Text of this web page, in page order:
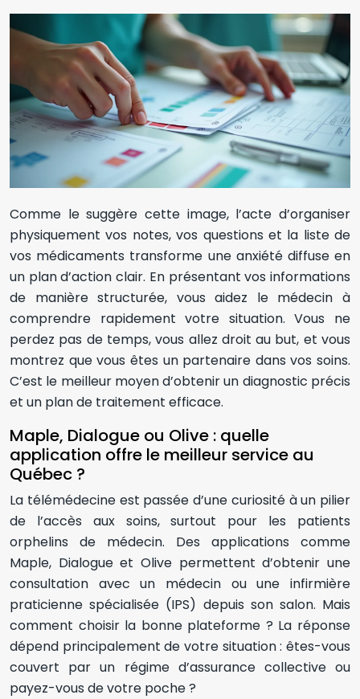
Comme le suggère cette image, l’acte d’organiser
physiquement vos notes, vos questions et la liste de
vos médicaments transforme une anxiété diffuse en
un plan d’action clair. En présentant vos informations
de manière structurée, vous aidez le médecin à
comprendre rapidement votre situation. Vous ne
perdez pas de temps, vous allez droit au but, et vous
montrez que vous êtes un partenaire dans vos soins.
C’est le meilleur moyen d’obtenir un diagnostic précis
et un plan de traitement efficace.
Maple, Dialogue ou Olive : quelle
application offre le meilleur service au
Québec ?
La télémédecine est passée d’une curiosité à un pilier
de l’accès aux soins, surtout pour les patients
orphelins de médecin. Des applications comme
Maple, Dialogue et Olive permettent d’obtenir une
consultation avec un médecin ou une infirmière
praticienne spécialisée (IPS) depuis son salon. Mais
comment choisir la bonne plateforme ? La réponse
dépend principalement de votre situation : êtes-vous
couvert par un régime d’assurance collective ou
payez-vous de votre poche ?